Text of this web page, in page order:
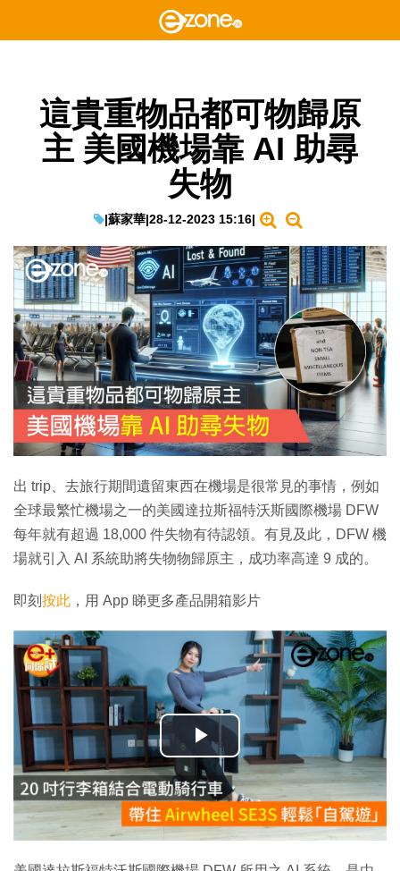
這貴重物品都可物歸原
主 美國機場靠 AI 助尋
失物
|蘇家華|28-12-2023 15:16|
出 trip、去旅行期間遺留東西在機場是很常見的事情，例如
全球最繁忙機場之一的美國達拉斯福特沃斯國際機場 DFW
每年就有超過 18,000 件失物有待認領。有見及此，DFW 機
場就引入 AI 系統助將失物物歸原主，成功率高達 9 成的。
即刻 按此 ，用 App 睇更多產品開箱影片
播
放
影